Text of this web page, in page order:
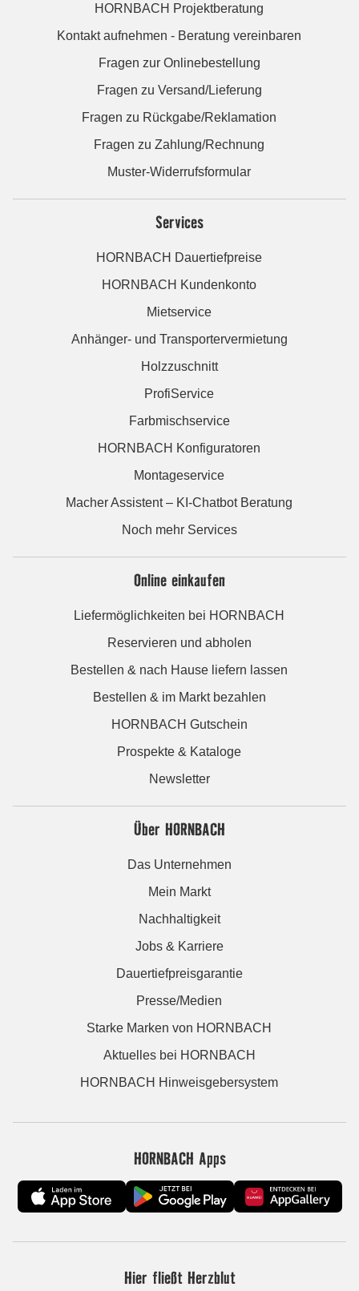
HORNBACH Projektberatung
Kontakt aufnehmen - Beratung vereinbaren
Fragen zur Onlinebestellung
Fragen zu Versand/Lieferung
Fragen zu Rückgabe/Reklamation
Fragen zu Zahlung/Rechnung
Muster-Widerrufsformular
Services
HORNBACH Dauertiefpreise
HORNBACH Kundenkonto
Mietservice
Anhänger- und Transportervermietung
Holzzuschnitt
ProfiService
Farbmischservice
HORNBACH Konfiguratoren
Montageservice
Macher Assistent – KI-Chatbot Beratung
Noch mehr Services
Online einkaufen
Liefermöglichkeiten bei HORNBACH
Reservieren und abholen
Bestellen & nach Hause liefern lassen
Bestellen & im Markt bezahlen
HORNBACH Gutschein
Prospekte & Kataloge
Newsletter
Über HORNBACH
Das Unternehmen
Mein Markt
Nachhaltigkeit
Jobs & Karriere
Dauertiefpreisgarantie
Presse/Medien
Starke Marken von HORNBACH
Aktuelles bei HORNBACH
HORNBACH Hinweisgebersystem
HORNBACH Apps
Hier fließt Herzblut